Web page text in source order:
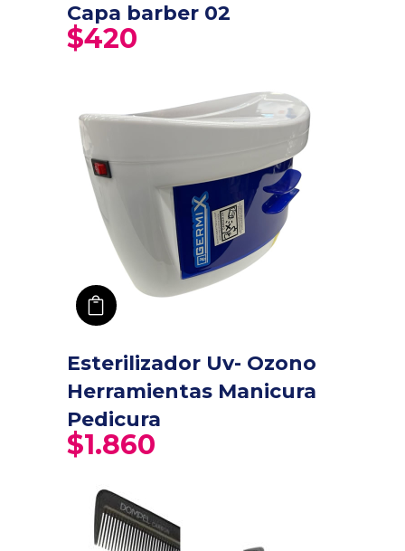
Capa barber 02
$420
Esterilizador Uv- Ozono
Herramientas Manicura
Pedicura
$1.860